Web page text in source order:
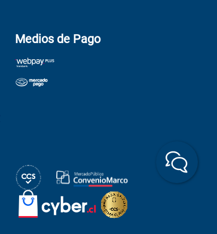
Medios de Pago